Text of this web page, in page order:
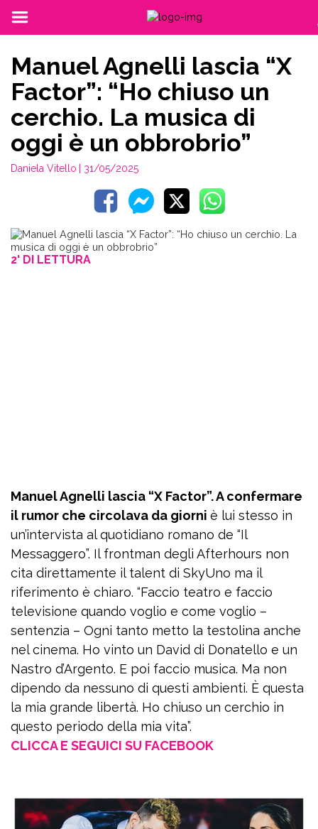
Manuel Agnelli lascia “X
Factor”: “Ho chiuso un
cerchio. La musica di
oggi è un obbrobrio”
Daniela Vitello | 31/05/2025
2' DI LETTURA
Manuel Agnelli lascia “X Factor”. A confermare
il rumor che circolava da giorni è lui stesso in
un’intervista al quotidiano romano de “Il
Messaggero”. Il frontman degli Afterhours non
cita direttamente il talent di SkyUno ma il
riferimento è chiaro. “Faccio teatro e faccio
televisione quando voglio e come voglio –
sentenzia – Ogni tanto metto la testolina anche
nel cinema. Ho vinto un David di Donatello e un
Nastro d’Argento. E poi faccio musica. Ma non
dipendo da nessuno di questi ambienti. È questa
la mia grande libertà. Ho chiuso un cerchio in
questo periodo della mia vita”.
CLICCA E SEGUICI SU FACEBOOK